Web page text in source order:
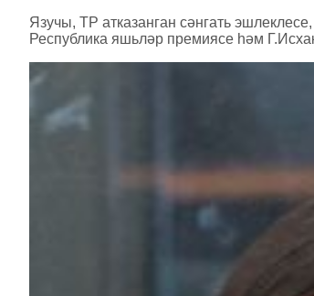
Язучы, ТР атказанган сәнгать
Республика яшьләр премиясе һәм